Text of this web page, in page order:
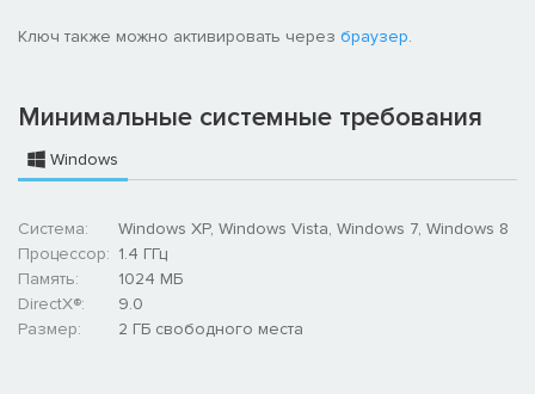
Ключ также можно активировать через браузер.
Минимальные системные требования
Windows
Система:
Windows XP, Windows Vista, Windows 7, Windows 8
Процессор: 1.4 ГГц
Память:
1024 МБ
DirectX®:
9.0
Размер:
2 ГБ свободного места